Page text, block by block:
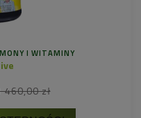
I WITAMINY
460,00 zł